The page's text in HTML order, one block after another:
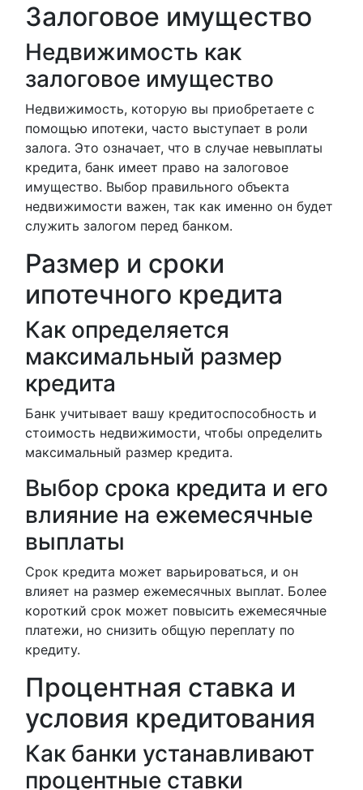
Залоговое имущество
Недвижимость как
залоговое имущество
Недвижимость, которую вы приобретаете с
помощью ипотеки, часто выступает в роли
залога. Это означает, что в случае невыплаты
кредита, банк имеет право на залоговое
имущество. Выбор правильного объекта
недвижимости важен, так как именно он будет
служить залогом перед банком.
Размер и сроки
ипотечного кредита
Как определяется
максимальный размер
кредита
Банк учитывает вашу кредитоспособность и
стоимость недвижимости, чтобы определить
максимальный размер кредита.
Выбор срока кредита и его
влияние на ежемесячные
выплаты
Срок кредита может варьироваться, и он
влияет на размер ежемесячных выплат. Более
короткий срок может повысить ежемесячные
платежи, но снизить общую переплату по
кредиту.
Процентная ставка и
условия кредитования
Как банки устанавливают
процентные ставки